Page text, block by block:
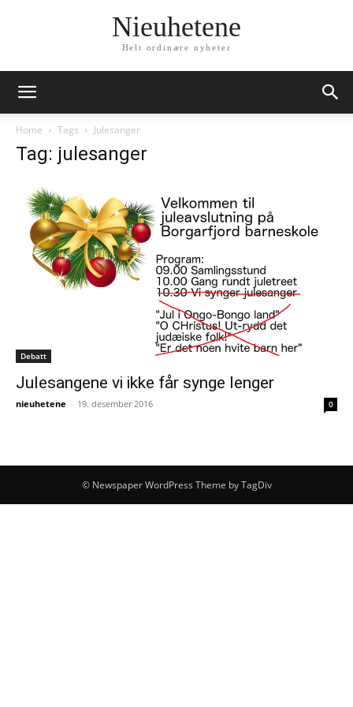
Nieuhetene
Helt ordinære nyheter
Home Tags Julesanger
Tag: julesanger
Debatt
Julesangene vi ikke får synge lenger
nieuhetene - 19. desember 2016 0
© Newspaper WordPress Theme by TagDiv